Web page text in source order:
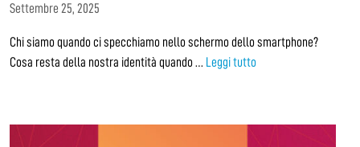
Settembre 25, 2025
Chi siamo quando ci specchiamo nello schermo dello smartphone?
Cosa resta della nostra identità quando … Leggi tutto